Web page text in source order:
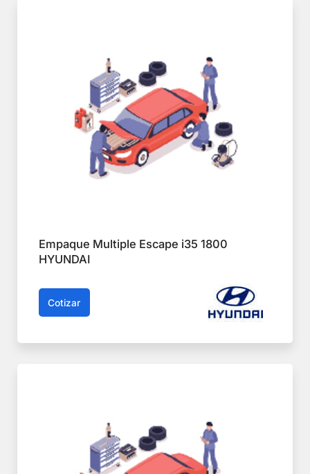
Empaque Multiple Escape i35 1800
HYUNDAI
Cotizar